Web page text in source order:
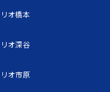
オ橋本
オ深谷
オ市原